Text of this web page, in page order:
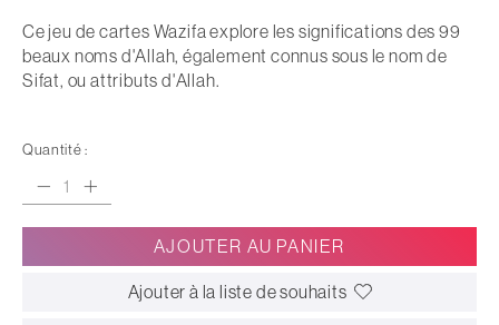
Ce jeu de cartes Wazifa explore les significations des 99
beaux noms d'Allah, également connus sous le nom de
Sifat, ou attributs d'Allah.
Quantité :
AJOUTER AU PANIER
Ajouter à la liste de souhaits